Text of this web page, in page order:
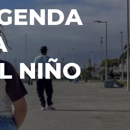
NIÑO